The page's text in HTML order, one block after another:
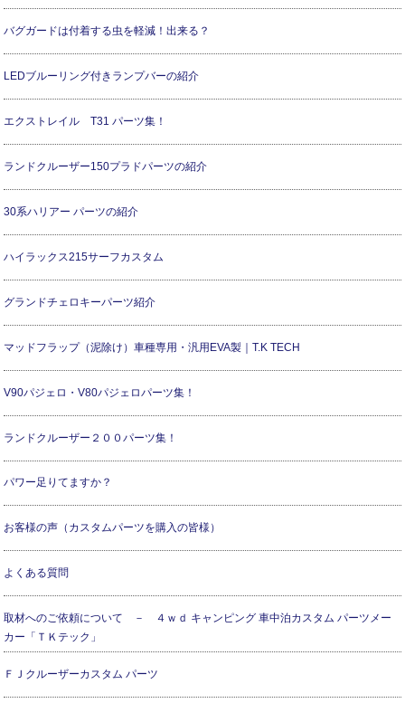
バグガードは付着する虫を軽減！出来る？
LEDブルーリング付きランプバーの紹介
エクストレイル T31 パーツ集！
ランドクルーザー150プラドパーツの紹介
30系ハリアー パーツの紹介
ハイラックス215サーフカスタム
グランドチェロキーパーツ紹介
マッドフラップ（泥除け）車種専用・汎用EVA製｜T.K TECH
V90パジェロ・V80パジェロパーツ集！
ランドクルーザー２００パーツ集！
パワー足りてますか？
お客様の声（カスタムパーツを購入の皆様）
よくある質問
取材へのご依頼について － ４ｗｄ キャンピング 車中泊カスタム パーツメー
カー「ＴＫテック」
ＦＪクルーザーカスタム パーツ